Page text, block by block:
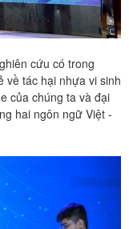
cứu có trong
về tác hại nhựa vi sinh
của chúng ta và đại
hai ngôn ngữ Việt -